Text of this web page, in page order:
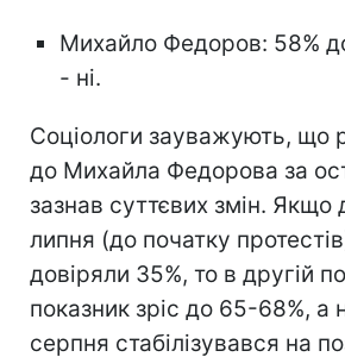
Михайло Федоров: 58%
- ні.
Соціологи зауважують, що
до Михайла Федорова за
зазнав суттєвих змін. Якщо
липня (до початку
довіряли 35%, то в другій
показник зріс до 65-68%, а
серпня стабілізувався на